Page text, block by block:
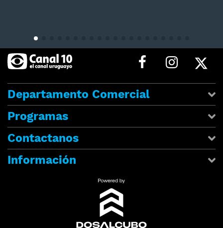
Departamento Comercial
Programas
Contactanos
Información